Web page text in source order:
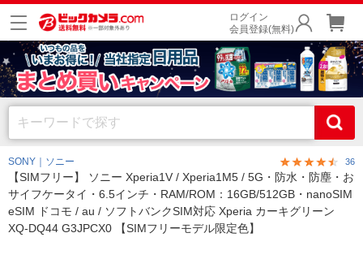
ログイン
会員登録(無料)
SONY｜ソニー 36
【SIMフリー】 ソニー Xperia1V / Xperia1M5 / 5G・防水・防塵・お
サイフケータイ・6.5インチ・RAM/ROM：16GB/512GB・nanoSIM
eSIM ドコモ / au / ソフトバンクSIM対応 Xperia カーキグリーン
XQ-DQ44 G3JPCX0 【SIMフリーモデル限定色】